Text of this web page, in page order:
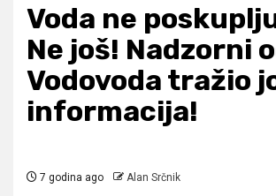
Voda ne
Ne još! Nadzorni
Vodovoda tražio
informacija!
7 godina ago Alan Srčnik